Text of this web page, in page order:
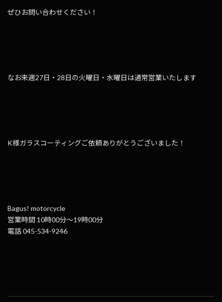
ぜひお問い合わせください！
なお来週27日・28日の火曜日・水曜日は通常営業いたします
K様ガラスコーティングご依頼ありがとうございました！
Bagus! motorcycle
営業時間 10時00分～19時00分
電話 045-534-9246